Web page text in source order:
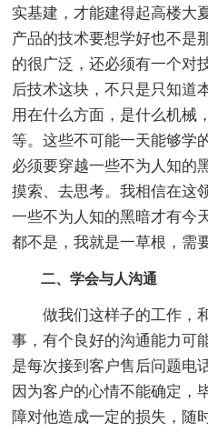
实基建，才能建得起高楼大
产品的技术要想学好也不是
的很广泛，还必须有一个对
后技术这块，不只是只知道
用在什么方面，是什么机械
等。这些不可能一天能够学
必须要穿越一些不为人知的
摸索、去思考。我相信在这
一些不为人知的黑暗才有今
都不是，我就是一草根，需
二、学会与人沟通
做我们这样子的工作，
事，有个良好的沟通能力可
是每次接到客户售后问题电
因为客户的心情不能确定，
障对他造成一定的损失，随